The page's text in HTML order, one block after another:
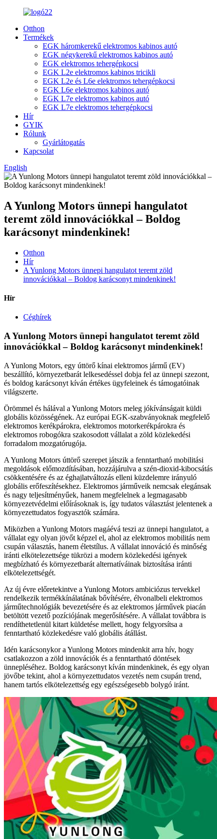
Otthon
Termékek
EGK háromkerekű elektromos kabinos autó
EGK négykerekű elektromos kabinos autó
EGK elektromos tehergépkocsi
EGK L2e elektromos kabinos tricikli
EGK L2e és L6e elektromos tehergépkocsi
EGK L6e elektromos kabinos autó
EGK L7e elektromos kabinos autó
EGK L7e elektromos tehergépkocsi
Hír
GYIK
Rólunk
Gyárlátogatás
Kapcsolat
English
A Yunlong Motors ünnepi hangulatot
teremt zöld innovációkkal – Boldog
karácsonyt mindenkinek!
Otthon
Hír
A Yunlong Motors ünnepi hangulatot teremt zöld
innovációkkal – Boldog karácsonyt mindenkinek!
Hír
Céghírek
A Yunlong Motors ünnepi hangulatot teremt zöld
innovációkkal – Boldog karácsonyt mindenkinek!
A Yunlong Motors, egy úttörő kínai elektromos jármű (EV)
beszállító, környezetbarát lelkesedéssel dobja fel az ünnepi szezont,
és boldog karácsonyt kíván értékes ügyfeleinek és támogatóinak
világszerte.
Örömmel és hálával a Yunlong Motors meleg jókívánságait küldi
globális közösségének. Az európai EGK-szabványoknak megfelelő
elektromos kerékpárokra, elektromos motorkerékpárokra és
elektromos robogókra szakosodott vállalat a zöld közlekedési
forradalom mozgatórugója.
A Yunlong Motors úttörő szerepet játszik a fenntartható mobilitási
megoldások előmozdításában, hozzájárulva a szén-dioxid-kibocsátás
csökkentésére és az éghajlatváltozás elleni küzdelemre irányuló
globális erőfeszítésekhez. Elektromos járműveik nemcsak elegánsak
és nagy teljesítményűek, hanem megfelelnek a legmagasabb
környezetvédelmi előírásoknak is, így tudatos választást jelentenek a
környezettudatos fogyasztók számára.
Miközben a Yunlong Motors magáévá teszi az ünnepi hangulatot, a
vállalat egy olyan jövőt képzel el, ahol az elektromos mobilitás nem
csupán választás, hanem életstílus. A vállalat innováció és minőség
iránti elkötelezettsége tükrözi a modern közlekedési igények
megbízható és környezetbarát alternatíváinak biztosítása iránti
elkötelezettségét.
Az új évre előretekintve a Yunlong Motors ambiciózus tervekkel
rendelkezik termékkínálatának bővítésére, élvonalbeli elektromos
járműtechnológiák bevezetésére és az elektromos járművek piacán
betöltött vezető pozíciójának megerősítésére. A vállalat továbbra is
rendíthetetlenül kitart küldetése mellett, hogy felgyorsítsa a
fenntartható közlekedésre való globális átállást.
Idén karácsonykor a Yunlong Motors mindenkit arra hív, hogy
csatlakozzon a zöld innovációk és a fenntartható döntések
ünnepléséhez. Boldog karácsonyt kíván mindenkinek, és egy olyan
jövőbe tekint, ahol a környezettudatos vezetés nem csupán trend,
hanem tartós elkötelezettség egy egészségesebb bolygó iránt.